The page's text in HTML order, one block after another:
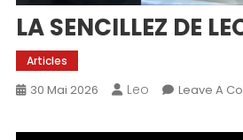
LA SENCILLEZ DE
Articles
30 Mai 2026 Leo Leave A